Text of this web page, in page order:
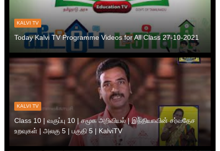
KALVI TV
Today Kalvi TV Programme Videos for All Class 27-10-2021
KALVI TV
Class 10 | வகுப்பு 10 | சமூக அறிவியல் | இந்தியாவின் சர்வதேச
உறவுகள் | அலகு 5 | பகுதி 5 | KalviTV